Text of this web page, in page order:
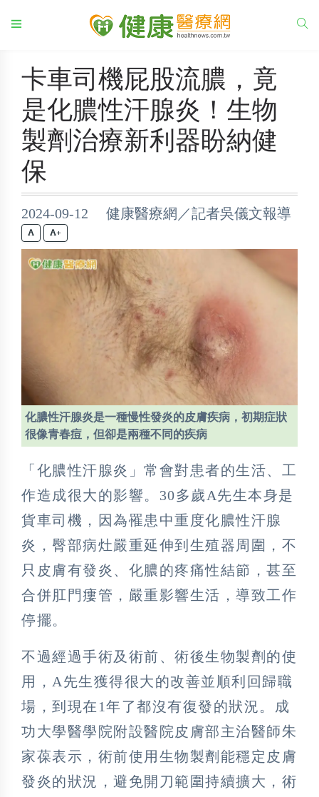
卡車司機屁股流膿，竟
是化膿性汗腺炎！生物
製劑治療新利器盼納健
保
2024-09-12 健康醫療網／記者吳儀文報導
+
化膿性汗腺炎是一種慢性發炎的皮膚疾病，初期症狀
很像青春痘，但卻是兩種不同的疾病
「化膿性汗腺炎」常會對患者的生活、工
作造成很大的影響。30多歲A先生本身是
貨車司機，因為罹患中重度化膿性汗腺
炎，臀部病灶嚴重延伸到生殖器周圍，不
只皮膚有發炎、化膿的疼痛性結節，甚至
合併肛門瘻管，嚴重影響生活，導致工作
停擺。
不過經過手術及術前、術後生物製劑的使
用，A先生獲得很大的改善並順利回歸職
場，到現在1年了都沒有復發的狀況。成
功大學醫學院附設醫院皮膚部主治醫師朱
家葆表示，術前使用生物製劑能穩定皮膚
發炎的狀況，避免開刀範圍持續擴大，術